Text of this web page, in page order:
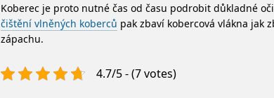
Koberec je proto nutné čas od času podrobit důkladné
čištění vlněných koberců pak zbaví kobercová vlákna jak
zápachu.
4.7/5 - (7 votes)